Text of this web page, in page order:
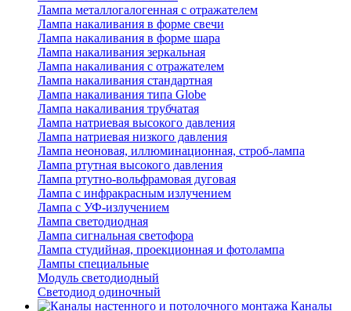
Лампа металлогалогенная с отражателем
Лампа накаливания в форме свечи
Лампа накаливания в форме шара
Лампа накаливания зеркальная
Лампа накаливания с отражателем
Лампа накаливания стандартная
Лампа накаливания типа Globe
Лампа накаливания трубчатая
Лампа натриевая высокого давления
Лампа натриевая низкого давления
Лампа неоновая, иллюминационная, строб-лампа
Лампа ртутная высокого давления
Лампа ртутно-вольфрамовая дуговая
Лампа с инфракрасным излучением
Лампа с УФ-излучением
Лампа светодиодная
Лампа сигнальная светофора
Лампа студийная, проекционная и фотолампа
Лампы специальные
Модуль светодиодный
Светодиод одиночный
Каналы